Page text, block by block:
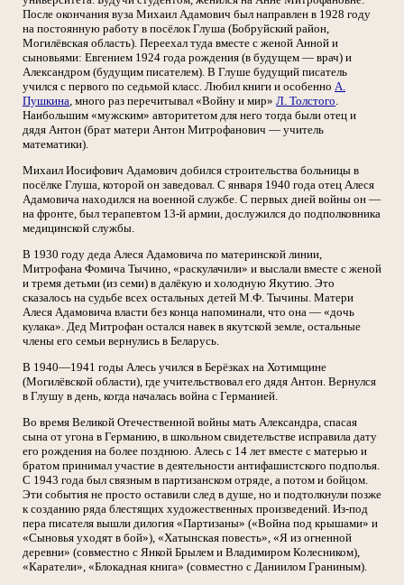
После окончания вуза Михаил Адамович был направлен в 1928 году
на постоянную работу в посёлок Глуша (Бобруйский район,
Могилёвская область). Переехал туда вместе с женой Анной и
сыновьями: Евгением 1924 года рождения (в будущем — врач) и
Александром (будущим писателем). В Глуше будущий писатель
учился с первого по седьмой класс. Любил книги и особенно А.
Пушкина, много раз перечитывал «Войну и мир» Л. Толстого.
Наибольшим «мужским» авторитетом для него тогда были отец и
дядя Антон (брат матери Антон Митрофанович — учитель
математики).
Михаил Иосифович Адамович добился строительства больницы в
посёлке Глуша, которой он заведовал. С января 1940 года отец Алеся
Адамовича находился на военной службе. С первых дней войны он —
на фронте, был терапевтом 13-й армии, дослужился до подполковника
медицинской службы.
В 1930 году деда Алеся Адамовича по материнской линии,
Митрофана Фомича Тычино, «раскулачили» и выслали вместе с женой
и тремя детьми (из семи) в далёкую и холодную Якутию. Это
сказалось на судьбе всех остальных детей М.Ф. Тычины. Матери
Алеся Адамовича власти без конца напоминали, что она — «дочь
кулака». Дед Митрофан остался навек в якутской земле, остальные
члены его семьи вернулись в Беларусь.
В 1940—1941 годы Алесь учился в Берёзках на Хотимщине
(Могилёвской области), где учительствовал его дядя Антон. Вернулся
в Глушу в день, когда началась война с Германией.
Во время Великой Отечественной войны мать Александра, спасая
сына от угона в Германию, в школьном свидетельстве исправила дату
его рождения на более позднюю. Алесь с 14 лет вместе с матерью и
братом принимал участие в деятельности антифашистского подполья.
С 1943 года был связным в партизанском отряде, а потом и бойцом.
Эти события не просто оставили след в душе, но и подтолкнули позже
к созданию ряда блестящих художественных произведений. Из-под
пера писателя вышли дилогия «Партизаны» («Война под крышами» и
«Сыновья уходят в бой»), «Хатынская повесть», «Я из огненной
деревни» (совместно с Янкой Брылем и Владимиром Колесником),
«Каратели», «Блокадная книга» (совместно с Даниилом Граниным).